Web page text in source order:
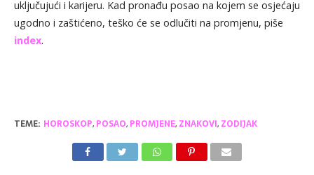
uključujući i karijeru. Kad pronađu posao na kojem se osjećaju
ugodno i zaštićeno, teško će se odlučiti na promjenu, piše
index.
TEME: HOROSKOP, POSAO, PROMJENE, ZNAKOVI, ZODIJAK